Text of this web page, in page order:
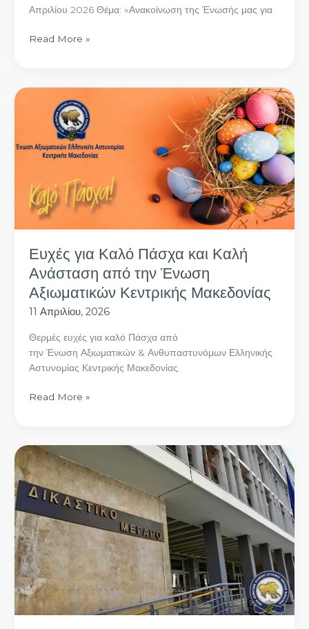
Απριλίου 2026 Θέμα: «Ανακοίνωση της Ένωσής μας για
της
υπόθεσης
Read More »
Ευχές για Καλό Πάσχα και Καλή
Ανάσταση από την Ένωση
Αξιωματικών Κεντρικής Μακεδονίας
11 Απριλίου, 2026
Θερμές ευχές για καλό Πάσχα από
την Ένωση Αξιωματικών & Ανθυπαστυνόμων Ελληνικής
Αστυνομίας Κεντρικής Μακεδονίας.
Πάσχα
Ανάσταση
από
την
Ένωση
Αξιωματικών
Κεντρικής
Μακεδονίας
Read More »
Δικαίωση
και
ανακούφιση
για
τους
διαχειριστές-
αστυνομικούς